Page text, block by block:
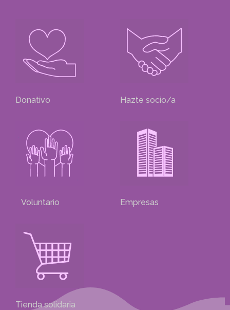
Donativo Hazte socio/a
Voluntario Empresas
Tienda solidaria